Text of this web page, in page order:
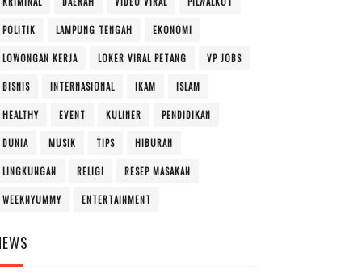
POLITIK LAMPUNG TENGAH EKONOMI
LOWONGAN KERJA LOKER VIRAL PETANG VP JOBS
BISNIS INTERNASIONAL IKAM ISLAM
HEALTHY EVENT KULINER PENDIDIKAN
DUNIA MUSIK TIPS HIBURAN
LINGKUNGAN RELIGI RESEP MASAKAN
WEEKNYUMMY ENTERTAINMENT